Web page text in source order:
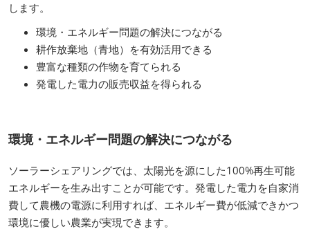
します。
環境・エネルギー問題の解決につながる
耕作放棄地（青地）を有効活用できる
豊富な種類の作物を育てられる
発電した電力の販売収益を得られる
環境・エネルギー問題の解決につながる
ソーラーシェアリングでは、太陽光を源にした100%再生可能
エネルギーを生み出すことが可能です。発電した電力を自家消
費して農機の電源に利用すれば、エネルギー費が低減できかつ
環境に優しい農業が実現できます。